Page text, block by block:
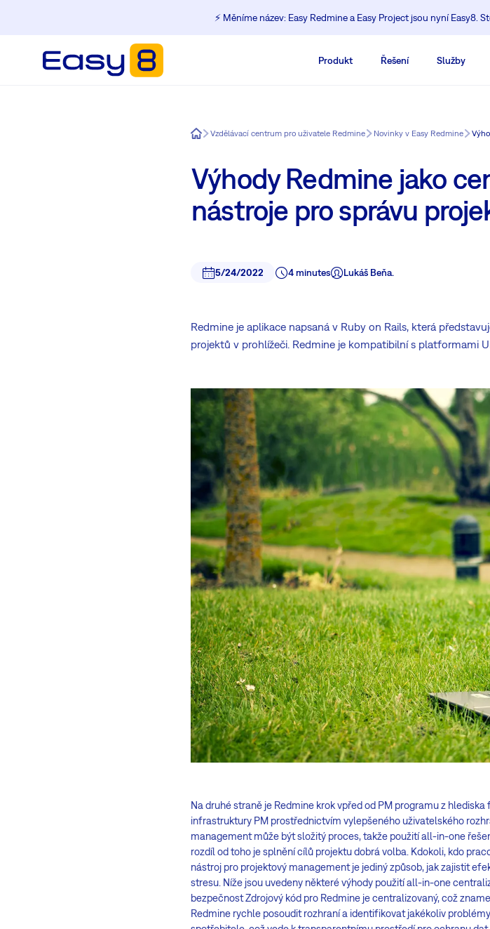
⚡️ Měníme název: Easy Redmine a Easy Project jsou nyní Easy8.
Produkt Řešení Služby
Easy8Vzdělávací centrum pro uživatele Redmine Novinky v Easy Redmine
Výhody Redmine jako
nástroje pro správu
5/24/2022 4 minutes Lukáš Beňa.
Redmine je aplikace napsaná v Ruby on Rails, která
projektů v prohlížeči. Redmine je kompatibilní s platformami
Na druhé straně je Redmine krok vpřed od PM programu z
infrastruktury PM prostřednictvím vylepšeného uživatelského
management může být složitý proces, takže použití all-in-one
rozdíl od toho je splnění cílů projektu dobrá volba. Kdokoli, kdo
nástroj pro projektový management je jediný způsob, jak zajistit
stresu. Níže jsou uvedeny některé výhody použití all-in-one
bezpečnost Zdrojový kód pro Redmine je centralizovaný, což
Redmine rychle posoudit rozhraní a identifikovat jakékoliv